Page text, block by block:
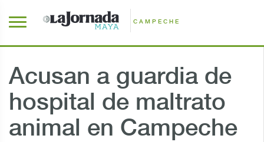
CAMPECHE
Acusan a guardia de
hospital de maltrato
animal en Campeche